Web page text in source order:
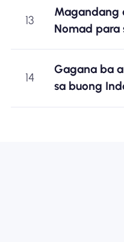
13
Magandang
Nomad para
14
Gagana ba
sa buong